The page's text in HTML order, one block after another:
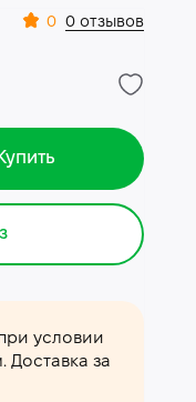
0 0 отзывов
Купить
условии
Доставка за